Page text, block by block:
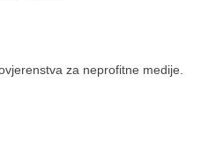
za neprofitne medije.